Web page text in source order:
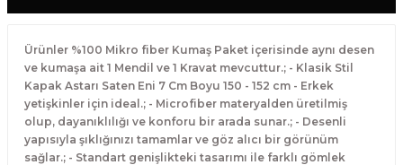
Ürünler %100 Mikro fiber Kumaş Paket içerisinde aynı desen
ve kumaşa ait 1 Mendil ve 1 Kravat mevcuttur.; - Klasik Stil
Kapak Astarı Saten Eni 7 Cm Boyu 150 - 152 cm - Erkek
yetişkinler için ideal.; - Microfiber materyalden üretilmiş
olup, dayanıklılığı ve konforu bir arada sunar.; - Desenli
yapısıyla şıklığınızı tamamlar ve göz alıcı bir görünüm
sağlar.; - Standart genişlikteki tasarımı ile farklı gömlek